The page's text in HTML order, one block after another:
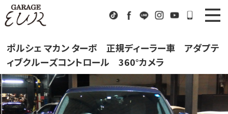
TikTokFacebook
LINE InstagramYoutube072-
News
ニュース
在庫車情報
EUR Sports
EURスポーツ
ポルシェ マカン ターボ 正規ディーラー車 アダプテ
ィブクルーズコントロール 360°カメラ